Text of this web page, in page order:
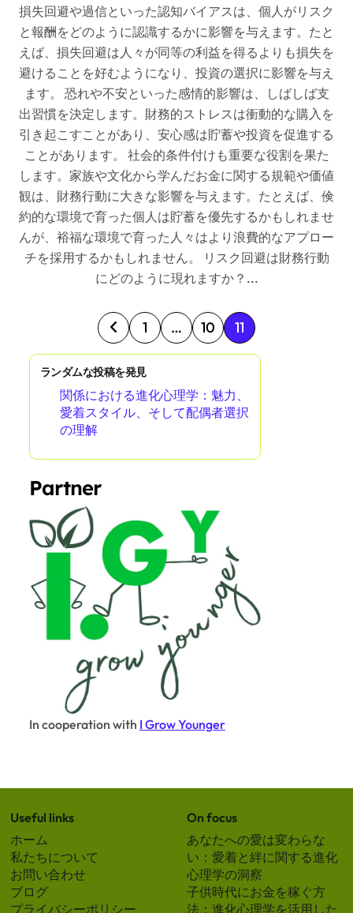
損失回避や過信といった認知バイアスは、個人がリスク
と報酬をどのように認識するかに影響を与えます。たと
えば、損失回避は人々が同等の利益を得るよりも損失を
避けることを好むようになり、投資の選択に影響を与え
ます。 恐れや不安といった感情的影響は、しばしば支
出習慣を決定します。財務的ストレスは衝動的な購入を
引き起こすことがあり、安心感は貯蓄や投資を促進する
ことがあります。 社会的条件付けも重要な役割を果た
します。家族や文化から学んだお金に関する規範や価値
観は、財務行動に大きな影響を与えます。たとえば、倹
約的な環境で育った個人は貯蓄を優先するかもしれませ
んが、裕福な環境で育った人々はより浪費的なアプロー
チを採用するかもしれません。 リスク回避は財務行動
にどのように現れますか？...
P
o
s
t
s
p
a
n
a
t
i
o
1 … 10 11
ランダムな投稿を発見
関係における進化心理学：魅力、
愛着スタイル、そして配偶者選択
の理解
Partner
In cooperation with I Grow Younger
Useful links
ホーム
私たちについて
お問い合わせ
ブログ
プライバシーポリシー
On focus
あなたへの愛は変わらな
い：愛着と絆に関する進化
心理学の洞察
子供時代にお金を稼ぐ方
法：進化心理学を活用した